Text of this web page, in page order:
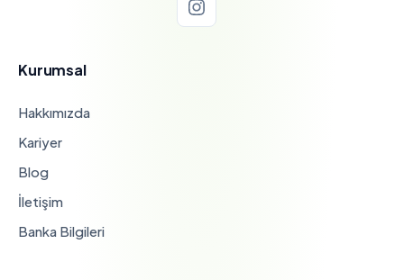
Kurumsal
Hakkımızda
Kariyer
Blog
İletişim
Banka Bilgileri